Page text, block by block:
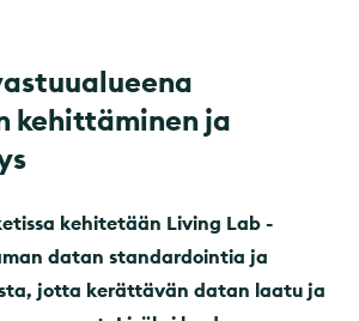
kehittäminen ja
kehitetään Living Lab -
datan standardointia ja
jotta kerättävän datan laatu ja